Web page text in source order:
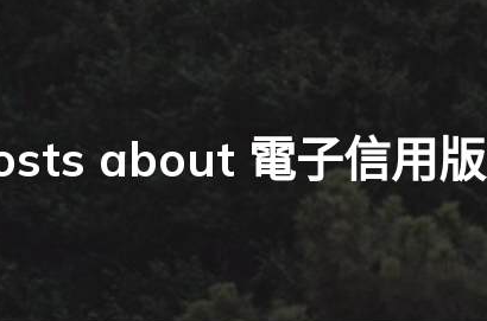
about 電子信用版